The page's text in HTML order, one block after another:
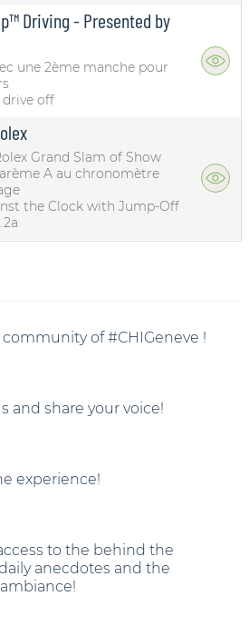
Driving - Presented by
une 2ème manche pour
drive off
Grand Slam of Show
A au chronomètre
the Clock with Jump-Off
of #CHIGeneve !
and share your voice!
experience!
to the behind the
anecdotes and the